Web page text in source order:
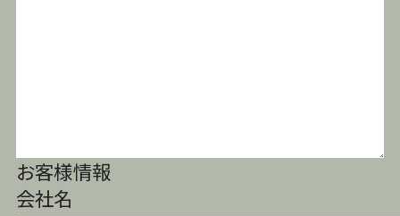
お客様情報
会社名